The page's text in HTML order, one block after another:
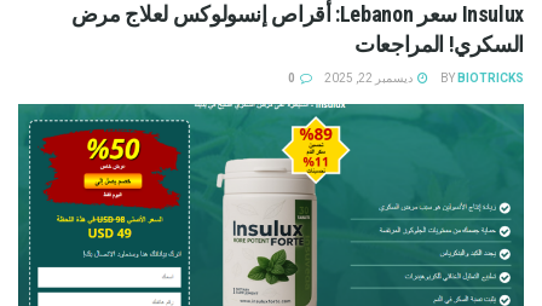
Insulux سعر Lebanon: أقراص إنسولوكس لعلاج مرض
السكري! المراجعات
BY BIOTRICKS ديسمبر 22, 2025